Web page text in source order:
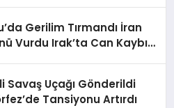
Gerilim Tırmandı İran
Vurdu Irak’ta Can Kaybı
Savaş Uçağı Gönderildi
Tansiyonu Artırdı